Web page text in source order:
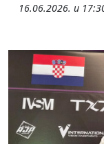
16.06.2026. u